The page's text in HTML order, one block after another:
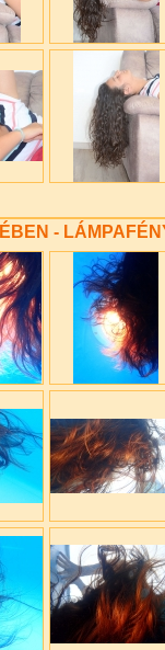
-